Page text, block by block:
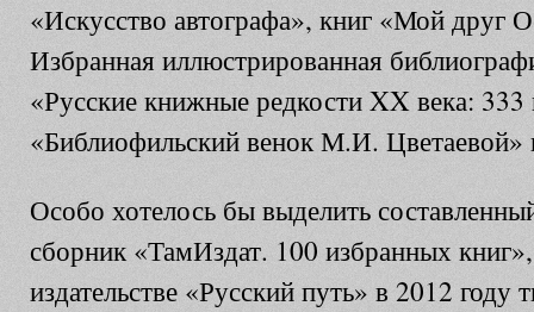
«Искусство автографа», книг «Мой друг
Избранная иллюстрированная
«Русские книжные редкости XX века: 333
«Библиофильский венок М.И. Цветаевой»
Особо хотелось бы выделить
сборник «ТамИздат. 100 избранных
издательстве «Русский путь» в 2012